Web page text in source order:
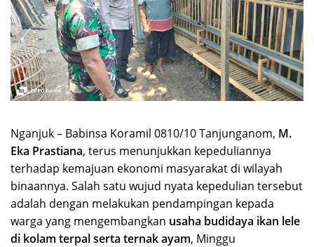
Nganjuk – Babinsa Koramil 0810/10 Tanjunganom, M.
Eka Prastiana, terus menunjukkan kepeduliannya
terhadap kemajuan ekonomi masyarakat di wilayah
binaannya. Salah satu wujud nyata kepedulian tersebut
adalah dengan melakukan pendampingan kepada
warga yang mengembangkan usaha budidaya ikan lele
di kolam terpal serta ternak ayam, Minggu